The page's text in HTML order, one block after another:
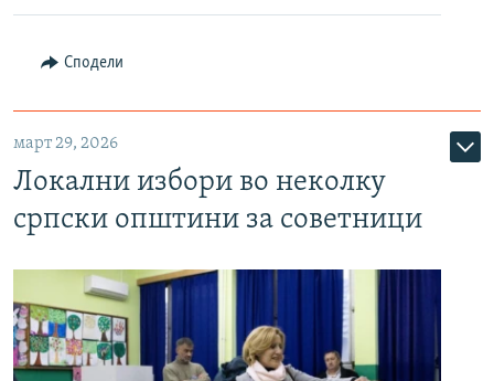
Сподели
март 29, 2026
Локални избори во неколку
српски општини за советници